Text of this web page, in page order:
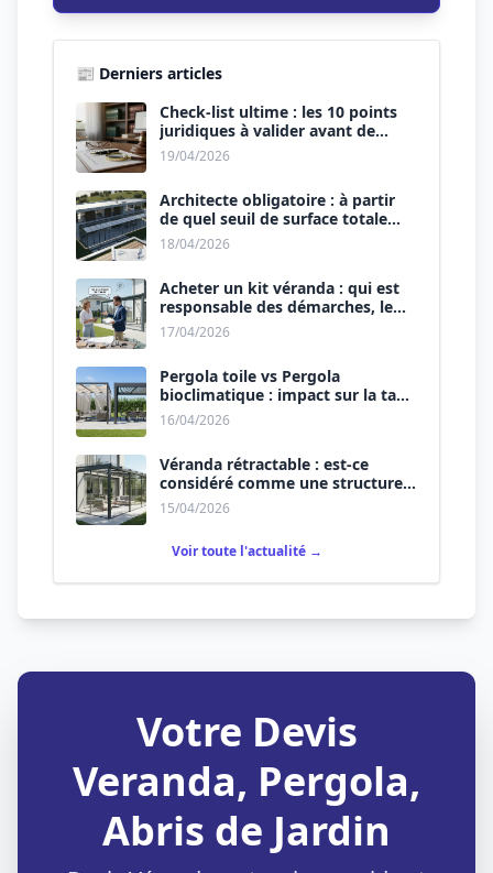
📰 Derniers articles
Check-list ultime : les 10 points
juridiques à valider avant de
signer le devis.
19/04/2026
Architecte obligatoire : à partir
de quel seuil de surface totale
(Maison + Véranda) ?
18/04/2026
Acheter un kit véranda : qui est
responsable des démarches, le
vendeur ou vous ?
17/04/2026
Pergola toile vs Pergola
bioclimatique : impact sur la taxe
d’aménagement.
16/04/2026
Véranda rétractable : est-ce
considéré comme une structure
permanente ?
15/04/2026
Voir toute l'actualité →
Votre Devis
Veranda, Pergola,
Abris de Jardin